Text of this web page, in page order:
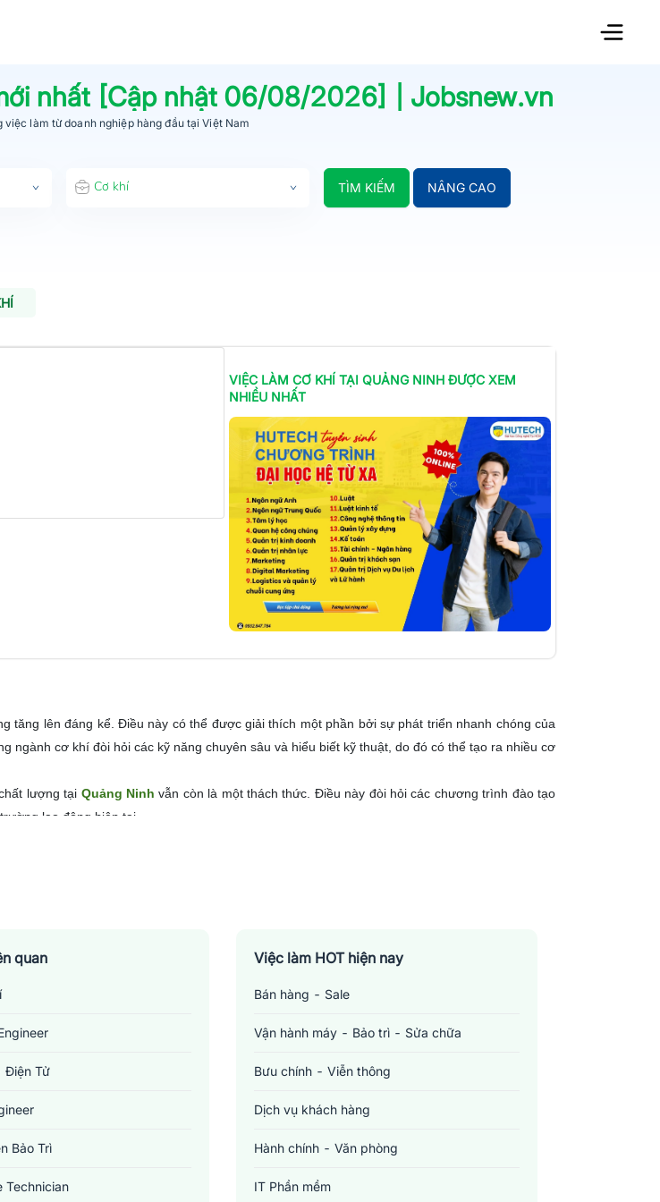
nhất [Cập nhật 06/08/2026] | Jobsnew.vn
việc làm từdoanh nghiệp hàng đầutại Việt Nam
Cơ khí TÌM KIẾM NÂNG CAO
VIỆC LÀM CƠ KHÍ TẠI QUẢNG NINH ĐƯỢC XEM
NHIỀU NHẤT
tăng lên đáng kể. Điều này có thể được giải thích một phần bởi sự phát triển nhanh chóng của
ngành cơ khí đòi hỏi các kỹ năng chuyên sâu và hiểu biết kỹ thuật, do đó có thể tạo ra nhiều cơ
lượng tại Quảng Ninh vẫn còn là một thách thức. Điều này đòi hỏi các chương trình đào tạo
lao động hiện tại.
quan
Điện Tử
Bảo Trì
Technician
Việc làm HOT hiện nay
Bán hàng - Sale
Vận hành máy - Bảo trì - Sửa chữa
Bưu chính - Viễn thông
Dịch vụ khách hàng
Hành chính - Văn phòng
IT Phần mềm